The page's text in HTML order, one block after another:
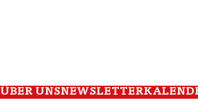
ÜBER UNSNEWSLETTER